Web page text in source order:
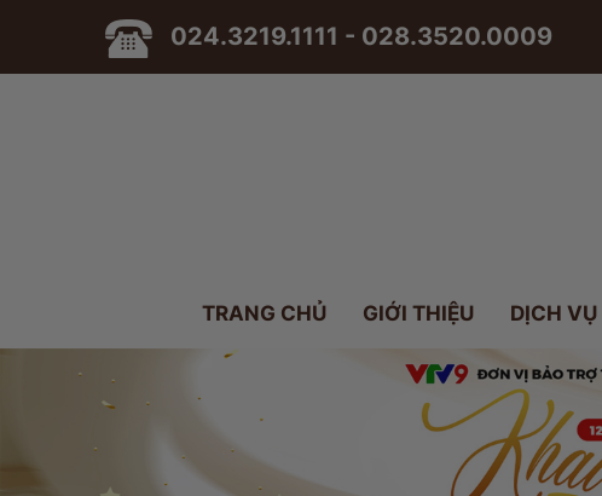
024.3219.1111 - 028.3520.0009
TRANG CHỦ GIỚI THIỆU DỊCH VỤ